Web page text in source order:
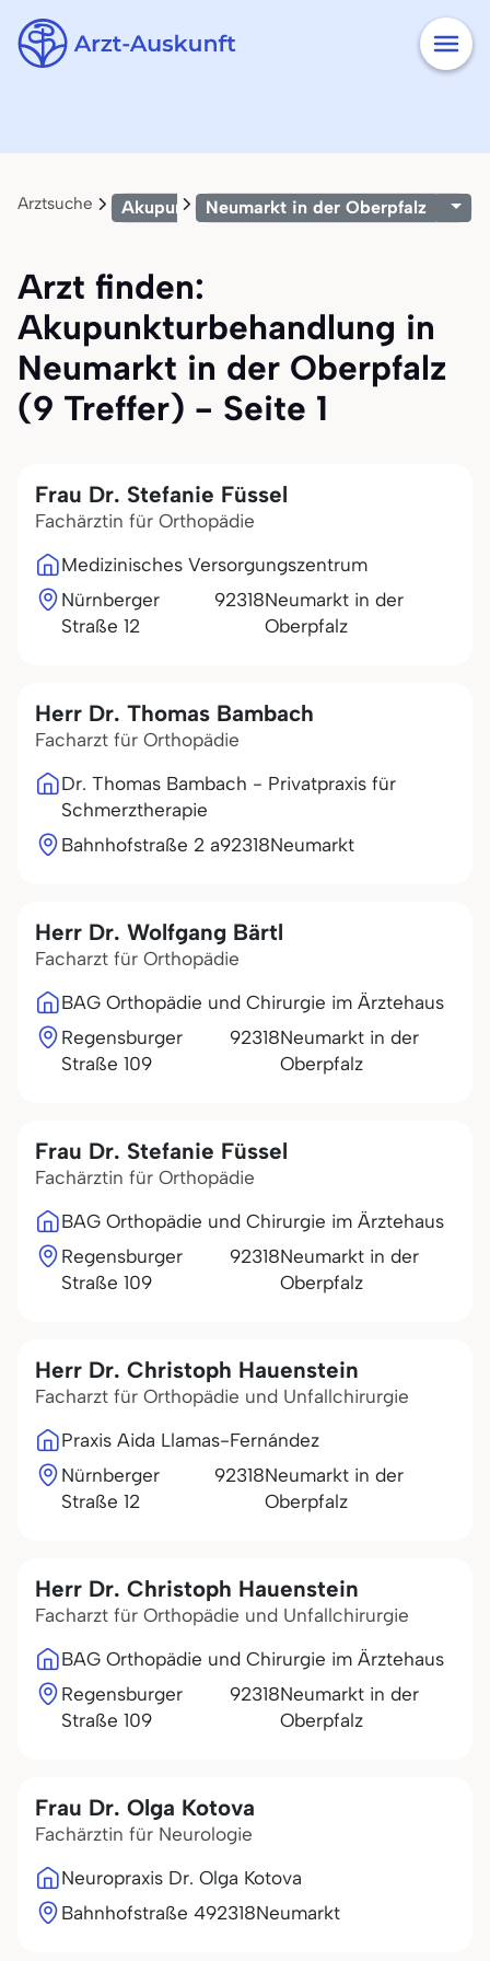
Arztsuche Akupunkturbehandlung
Neumarkt in der Oberpfalz
Arzt finden:
Akupunkturbehandlung in
Neumarkt in der Oberpfalz
(9 Treffer) - Seite 1
Frau Dr. Stefanie Füssel
Fachärztin für Orthopädie
Medizinisches Versorgungszentrum
Nürnberger
Straße 12
92318Neumarkt in der
Oberpfalz
Herr Dr. Thomas Bambach
Facharzt für Orthopädie
Dr. Thomas Bambach - Privatpraxis für
Schmerztherapie
Bahnhofstraße 2 a92318Neumarkt
Herr Dr. Wolfgang Bärtl
Facharzt für Orthopädie
BAG Orthopädie und Chirurgie im Ärztehaus
Regensburger
Straße 109
92318Neumarkt in der
Oberpfalz
Frau Dr. Stefanie Füssel
Fachärztin für Orthopädie
BAG Orthopädie und Chirurgie im Ärztehaus
Regensburger
Straße 109
92318Neumarkt in der
Oberpfalz
Herr Dr. Christoph Hauenstein
Facharzt für Orthopädie und Unfallchirurgie
Praxis Aida Llamas-Fernández
Nürnberger
Straße 12
92318Neumarkt in der
Oberpfalz
Herr Dr. Christoph Hauenstein
Facharzt für Orthopädie und Unfallchirurgie
BAG Orthopädie und Chirurgie im Ärztehaus
Regensburger
Straße 109
92318Neumarkt in der
Oberpfalz
Frau Dr. Olga Kotova
Fachärztin für Neurologie
Neuropraxis Dr. Olga Kotova
Bahnhofstraße 492318Neumarkt